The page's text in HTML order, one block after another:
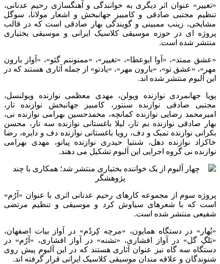
«تغییر» عنوان اثر دیگری به خوانندگی و آهنگسازی رحیم عدنانی،
تنظیم مجتبی صادقی و کامبیز جهانبخش و اشعار مولانا، سوگل
مشایخی، زینب ممبینی و گویندگی بهار صادقی است که در قالب
پروژه ای در حوزه موسیقی کلاسیک ایرانی و موسیقی بختیاری
منتشر شده است.
«عشق ممتد»، «آوا ابوعطا»، «تغییر»، «ممنونتم گئو»، «آواز بارون
مهر»، «عشق تو»، «بارون مهر»، «یادتو» از جمله آثاری هستند که در
این آلبوم منتشر شده اند.
پویا جهانمردی نوازنده ویولن، مهدی معظمی نوازنده ویولنسل،
مجتبی صادقی نوازنده سنتور، کامبیز جهانبخش نوازنده تار،
امیرمحمد رضایی نوازنده کمانچه، محمدحسین بهرامی نوازنده نی،
بهار صادقی نوازنده بم تار، لیلا باغستانی نوازنده سه تار، محسن
بکرانی نوازنده تمبک و دف، رویا باغستانی نوازنده دف و دایره، رضا
خاکزاد نوازنده دهل، شنتیا حیدری نوازنده پیانو، مهدی بهرامی
نوازنده نی گروه اجرایی این آلبوم تشکیل می دهند.
پروژه سوم از مجموعه کارهای رحیم عدنانی اثری با عنوان «آرُم»
است که با شعرهای سیاوش کرد و موسیقی و تنظیم مرتضی
شفیعی منتشر شده است.
«بُهار» در دستگاه همایون، «مرچه کِردُم» در آواز بیات اصفهان،
«بَلگِ گل» در آواز افشاری، «تشنه» در آواز افشاری، «آرُم» در
دستگاه سه گاه نیز عنوان آثاری هستند که در این آلبوم پیش روی
شنوندگان و علاقه مندان موسیقی کلاسیک ایرانی قرار گرفته اند.